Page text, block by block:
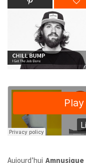
Aujourd’hui Amnusique